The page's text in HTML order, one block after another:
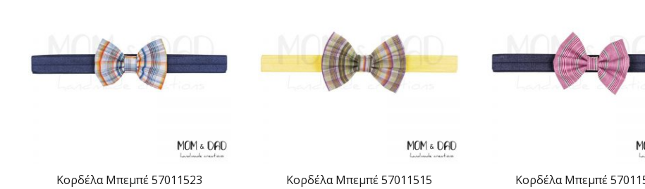
Κορδέλα Μπεμπέ 57011523 Κορδέλα Μπεμπέ 57011515 Κορδέλα Μπεμπέ